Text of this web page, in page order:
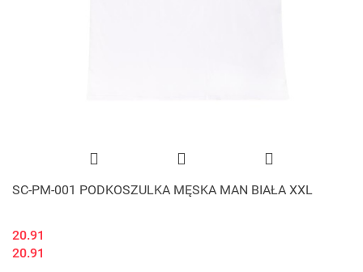
SC-PM-001 PODKOSZULKA MĘSKA MAN BIAŁA XXL
20.91
20.91